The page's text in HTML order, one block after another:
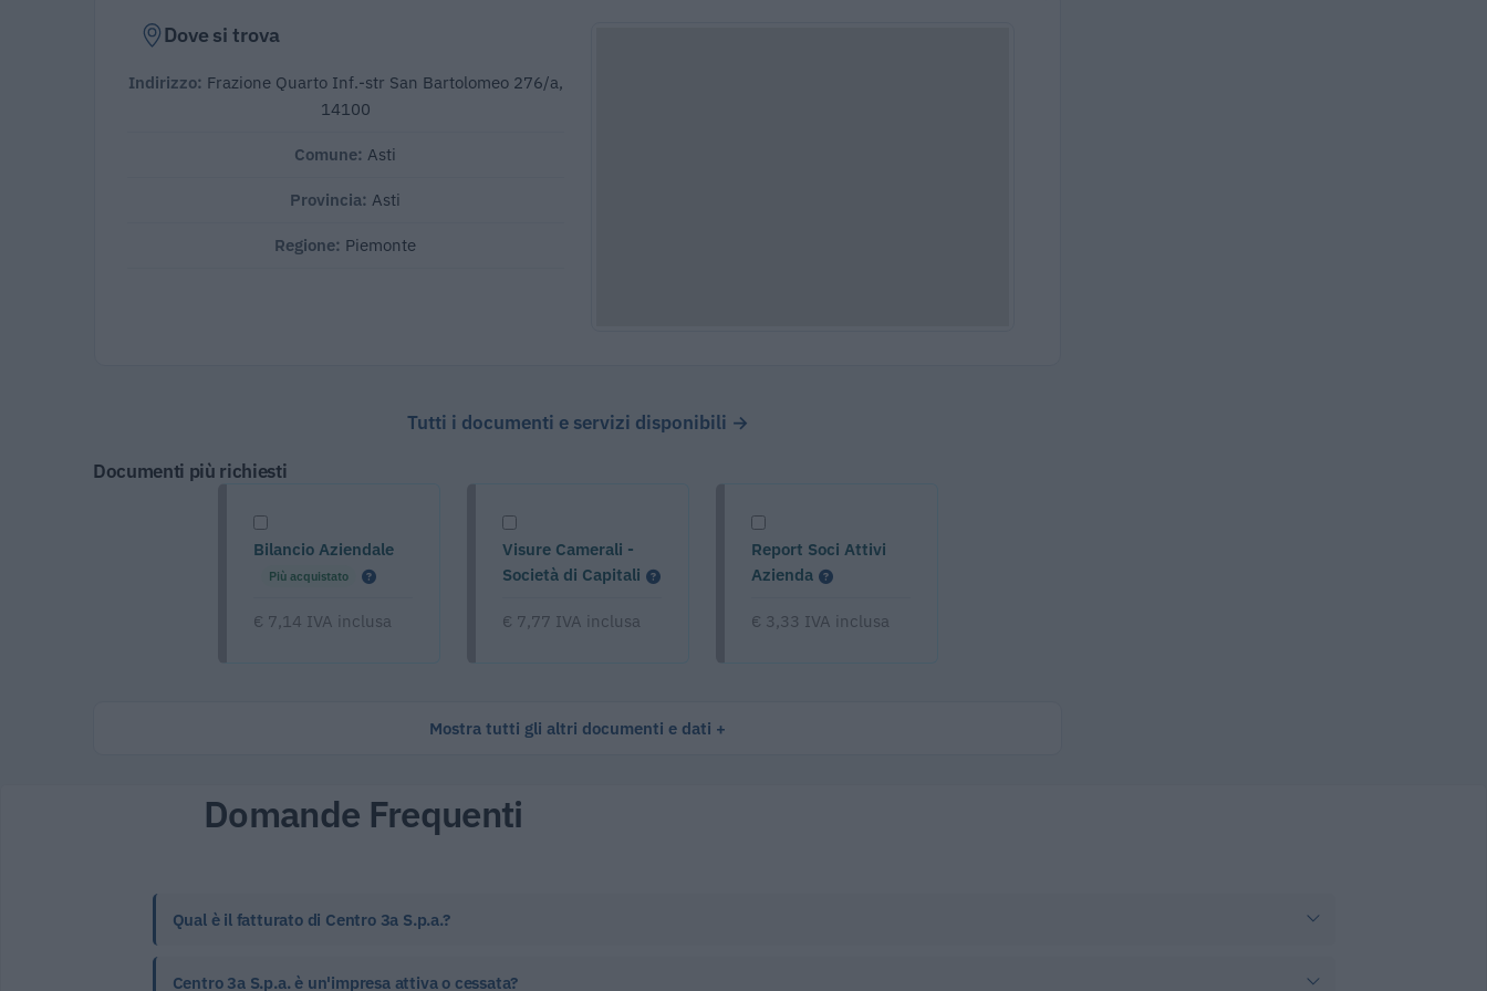
Dove si trova
Indirizzo: Frazione Quarto Inf.-str San Bartolomeo 276/a,
14100
Comune:Asti
Provincia:Asti
Regione: Piemonte
Tutti i documenti e servizi disponibili →
Documenti più richiesti
Bilancio Aziendale
Più acquistato
€ 7,14 IVA inclusa
Visure Camerali -
Società di Capitali
€ 7,77 IVA inclusa
Report Soci Attivi
Azienda
€ 3,33 IVA inclusa
Mostra tutti gli altri documenti e dati
Domande Frequenti
Qual è il fatturato di Centro 3a S.p.a.?
Centro 3a S.p.a. è un'impresa attiva o cessata?